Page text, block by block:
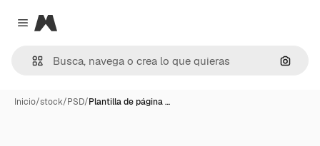
Close menu
Magnific
Inicio/stock/PSD/Plantilla de página …